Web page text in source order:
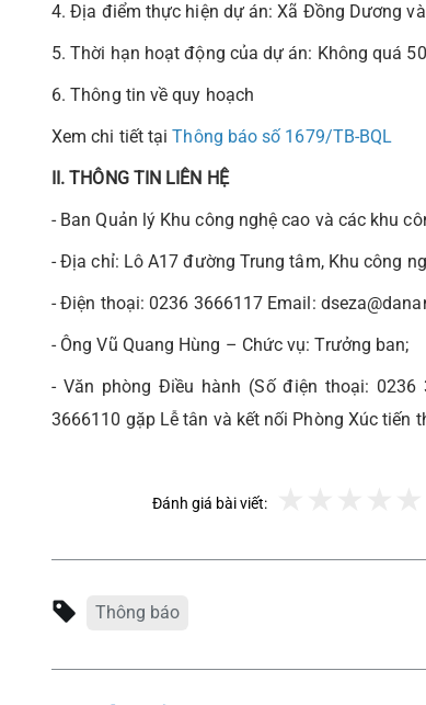
4. Địa điểm thực hiện dự án: Xã Đồng Dương
5. Thời hạn hoạt động của dự án: Không quá
6. Thông tin về quy hoạch
Xem chi tiết tạiThông báo số 1679/TB-BQL
II. THÔNG TIN LIÊN HỆ
- Ban Quản lý Khu công nghệ cao và các khu
- Địa chỉ: Lô A17 đường Trung tâm, Khu công
- Điện thoại: 0236 3666117 Email:
- Ông Vũ Quang Hùng – Chức vụ: Trưởng ban;
- Văn phòng Điều hành (Số điện thoại:
3666110 gặp Lễ tân và kết nối Phòng Xúc tiến
Đánh giá bài viết:
Thông báo